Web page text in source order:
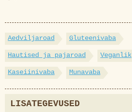
Aedviljaroad Gluteenivaba
Hautised ja pajaroad Veganlik
Kaseiinivaba Munavaba
LISATEGEVUSED